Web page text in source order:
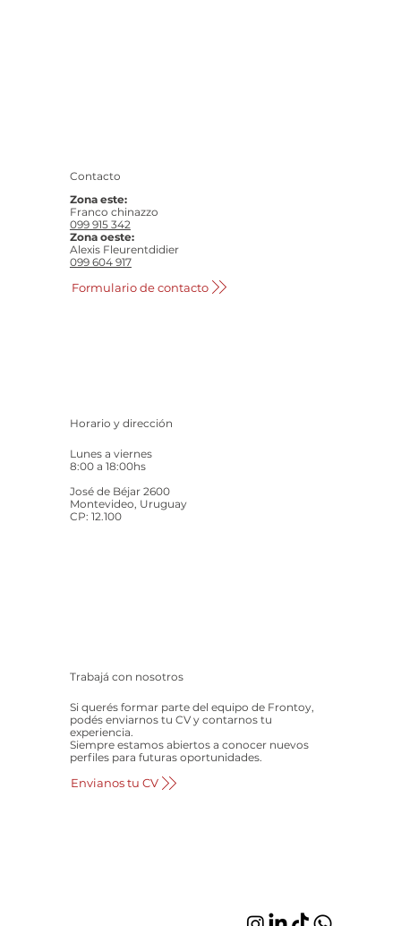
Contacto
Zona este:
Franco chinazzo
099 915 342
Zona oeste:
Alexis Fleurentdidier
099 604 917
Formulario de contacto
Horario y dirección
Lunes a viernes
8:00 a 18:00hs
José de Béjar 2600
Montevideo, Uruguay
CP: 12.100
Trabajá con nosotros
Si querés formar parte del equipo de Frontoy,
podés enviarnos tu CV y contarnos tu
experiencia.
Siempre estamos abiertos a conocer nuevos
perfiles para futuras oportunidades.
Envianos tu CV